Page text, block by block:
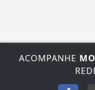
ACOMPANHE